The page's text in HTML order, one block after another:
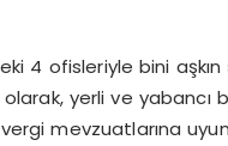
4 ofisleriyle bini
yerli ve yabancı
mevzuatlarına